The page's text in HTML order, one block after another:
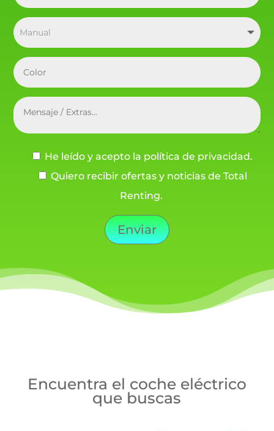
He leído y acepto la política de privacidad.
Quiero recibir ofertas y noticias de Total
Renting.
Enviar
Encuentra el coche eléctrico
que buscas